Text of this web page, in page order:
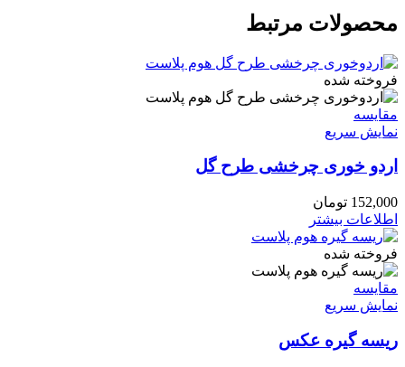
محصولات مرتبط
فروخته شده
مقايسه
نمایش سریع
اردو خوری چرخشی طرح گل
152,000 تومان
اطلاعات بیشتر
فروخته شده
مقايسه
نمایش سریع
ریسه گیره عکس